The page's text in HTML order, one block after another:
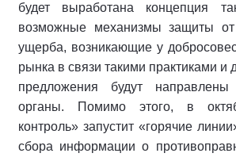
будет выработана концепция
возможные механизмы защиты от
ущерба, возникающие у
рынка в связи такими практиками и
предложения будут
органы. Помимо этого, в
контроль» запустит «горячие
сбора информации о